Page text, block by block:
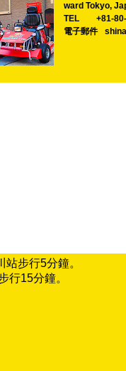
ward Tokyo,
TEL
+81-
電子郵件
站步行5分鐘。
行15分鐘。